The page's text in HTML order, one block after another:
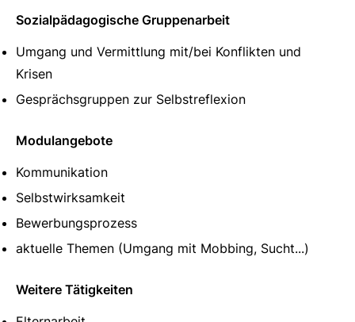
Sozialpädagogische Gruppenarbeit
Umgang und Vermittlung mit/bei Konflikten und
Krisen
Gesprächsgruppen zur Selbstreflexion
Modulangebote
Kommunikation
Selbstwirksamkeit
Bewerbungsprozess
aktuelle Themen (Umgang mit Mobbing, Sucht...)
Weitere Tätigkeiten